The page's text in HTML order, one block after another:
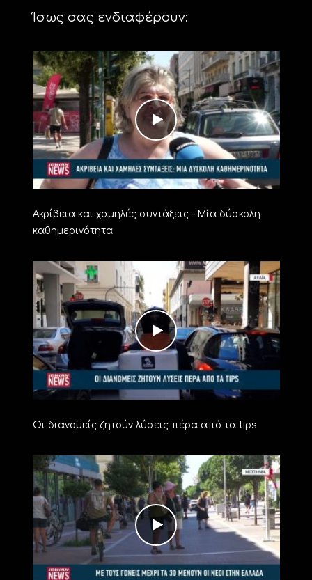
Ίσως σας ενδιαφέρουν:
Ακρίβεια και χαμηλές συντάξεις – Μία δύσκολη
καθημερινότητα
Οι διανομείς ζητούν λύσεις πέρα από τα tips